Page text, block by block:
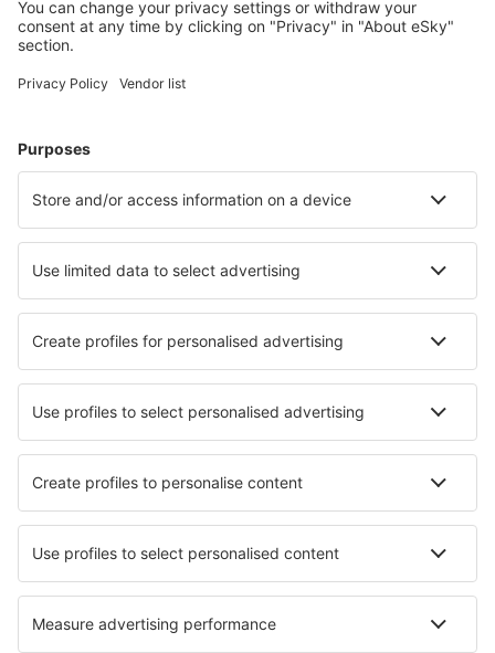
Cele mai căutate hoteluri de către utilizatorii eSky
Hoteluri în Franţa - Orașe populare
Hoteluri în Frejus
Hoteluri în Mulhouse Hoteluri în Calais
Hoteluri în Arzon Hoteluri în Marsilia
Hoteluri în Roquebrune-sur-argens
Cele mai bune hoteluri - orașe
Hoteluri în Leutasch Hoteluri în Dolianova
Hoteluri în Taoyuan Hoteluri în Old Forge
Hoteluri în Argassi Hoteluri în Castel Guelfo di Bologna
Hoteluri în Saffron Walden